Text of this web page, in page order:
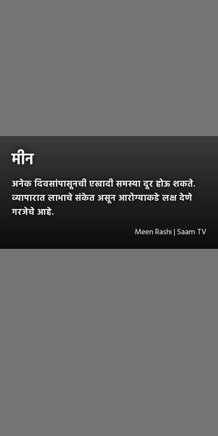
मीन
अनेक दिवसांपासूनची एखादी समस्या दूर होऊ शकते.
व्यापारात लाभाचे संकेत असून आरोग्याकडे लक्ष देणे
गरजेचे आहे.
Meen Rashi | Saam TV